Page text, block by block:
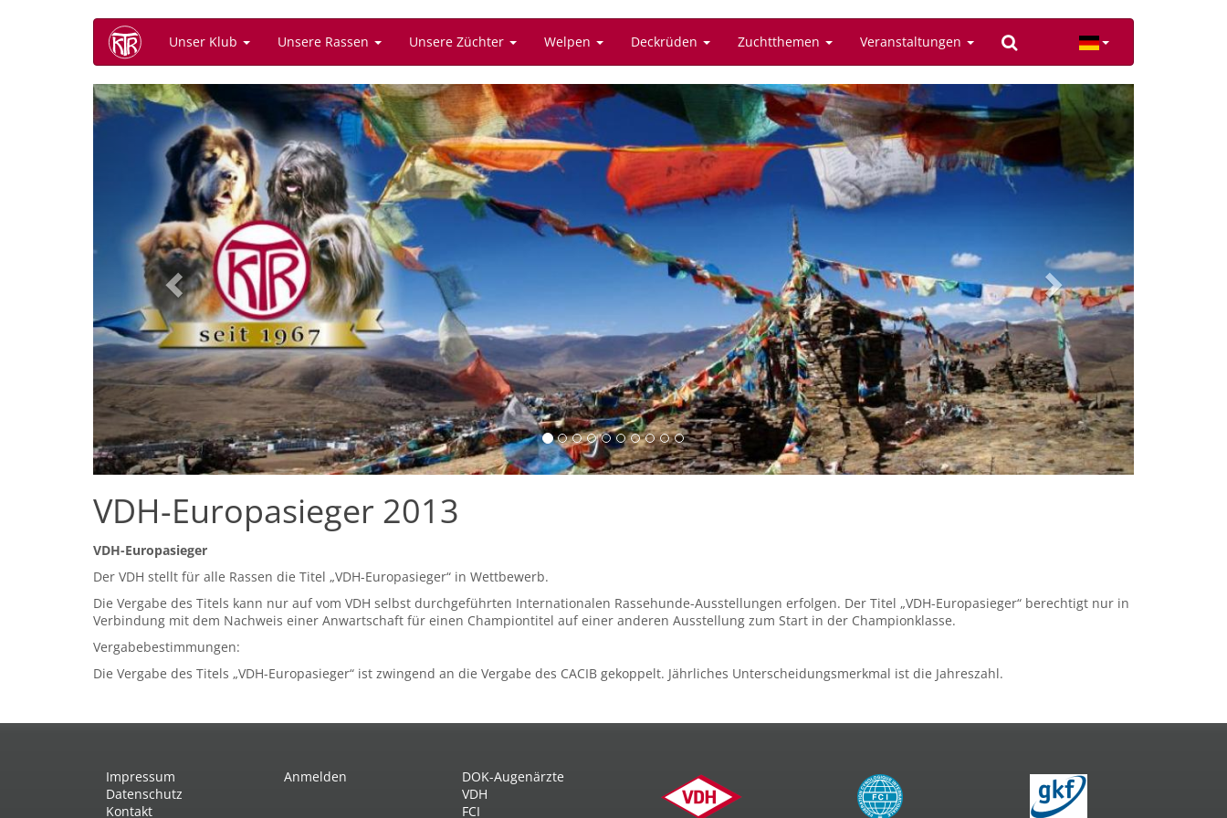
Unser Klub Unsere Rassen Unsere Züchter Welpen Deckrüden Zuchtthemen Veranstaltungen
Previous Next
VDH-Europasieger 2013
VDH-Europasieger
Der VDH stellt für alle Rassen die Titel „VDH-Europasieger“ in Wettbewerb.
Die Vergabe des Titels kann nur auf vom VDH selbst durchgeführten Internationalen Rassehunde-Ausstellungen erfolgen. Der Titel „VDH-Europasieger“ berechtigt nur in
Verbindung mit dem Nachweis einer Anwartschaft für einen Championtitel auf einer anderen Ausstellung zum Start in der Championklasse.
Vergabebestimmungen:
Die Vergabe des Titels „VDH-Europasieger“ ist zwingend an die Vergabe des CACIB gekoppelt. Jährliches Unterscheidungsmerkmal ist die Jahreszahl.
Impressum
Datenschutz
Kontakt
Anmelden
DOK-Augenärzte
VDH
FCI